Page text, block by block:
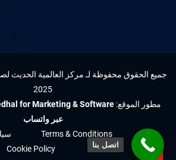
جميع الحقوق محفوظة لـ مركز العالمية الحديث
2025
مطور الموقع:for Marketing & Software
عبر واتساب
Terms & Conditions
Cookie Policy
اتصل بنا